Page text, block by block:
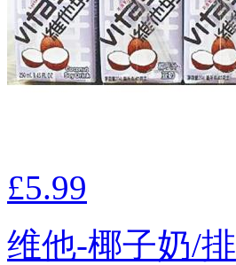
£5.99
维他-椰子奶/排